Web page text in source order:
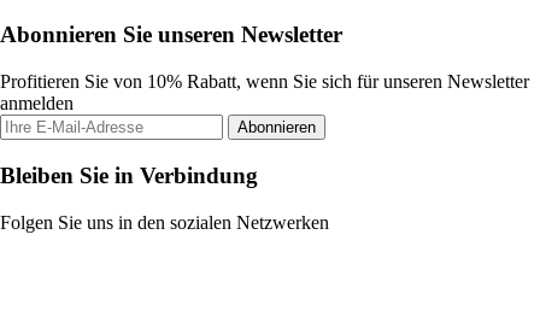
Abonnieren Sie unseren Newsletter
Profitieren Sie von 10% Rabatt, wenn Sie sich für unseren Newsletter
anmelden
Abonnieren
Bleiben Sie in Verbindung
Folgen Sie uns in den sozialen Netzwerken